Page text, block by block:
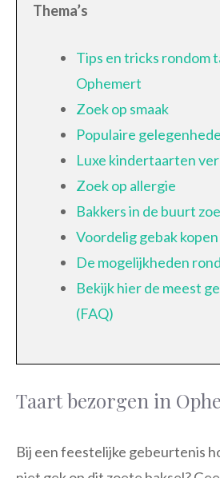
Thema’s
Tips en tricks rondom
Ophemert
Zoek op smaak
Populaire
Luxe kindertaarten
Zoek op allergie
Bakkers in de buurt
Voordelig gebak
De mogelijkheden
Bekijk hier de meest
(FAQ)
Taart bezorgen in
Bij een feestelijke gebeurtenis